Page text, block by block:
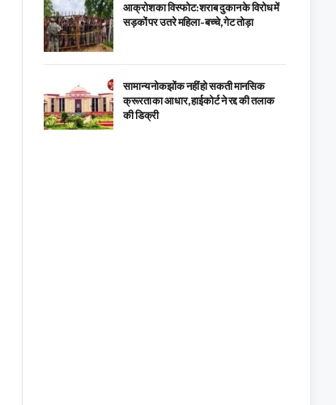
आक्रोश का विस्फोट: शराब दुकान के विरोध में
सड़कों पर उतरे महिला-बच्चे, गेट तोड़ा
सामान्य नोकझोंक नहीं हो सकती मानसिक
क्रूरता का आधार, हाईकोर्ट ने रद्द की तलाक
की डिक्री